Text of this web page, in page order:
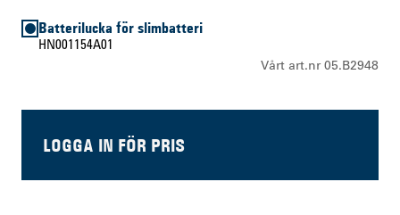
Batterilucka för slimbatteri
HN001154A01
Vårt art.nr 05.B2948
LOGGA IN FÖR PRIS